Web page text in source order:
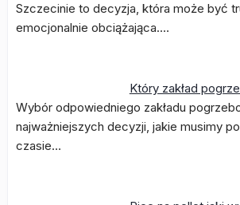
Szczecinie to decyzja, która może być
emocjonalnie obciążająca.…
Który zakład
Wybór odpowiedniego zakładu
najważniejszych decyzji, jakie musimy
czasie…